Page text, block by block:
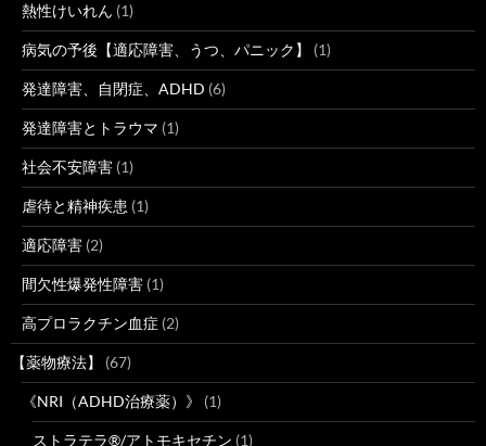
熱性けいれん (1)
病気の予後【適応障害、うつ、パニック】 (1)
発達障害、自閉症、ADHD (6)
発達障害とトラウマ (1)
社会不安障害 (1)
虐待と精神疾患 (1)
適応障害 (2)
間欠性爆発性障害 (1)
高プロラクチン血症 (2)
【薬物療法】 (67)
《NRI（ADHD治療薬）》 (1)
ストラテラ®/アトモキセチン (1)